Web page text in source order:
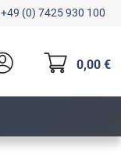
+49 (0) 7425 930 100
0,00 €